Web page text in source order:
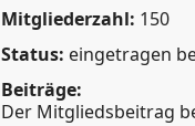
Mitgliederzahl: 150
Status: eingetragen
Beiträge:
Der Mitgliedsbeitrag